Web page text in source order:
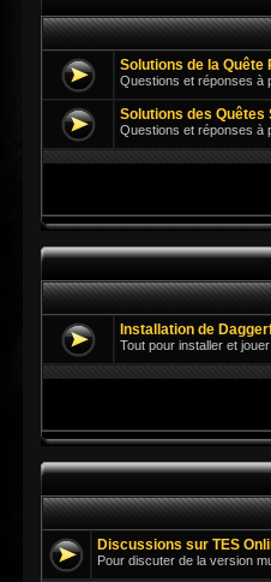
Solutions de la Quête
Questions et réponses à
Solutions des Quêtes
Questions et réponses à
Installation de
Tout pour installer et
Discussions sur TES
Pour discuter de la version